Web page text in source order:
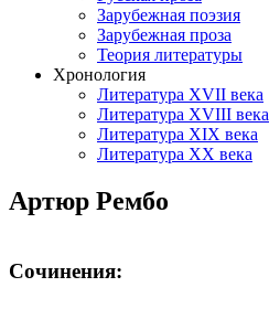
Зарубежная поэзия
Зарубежная проза
Теория литературы
Хронология
Литература XVII века
Литература XVIII века
Литература XIX века
Литература XX века
Артюр Рембо
Сочинения: